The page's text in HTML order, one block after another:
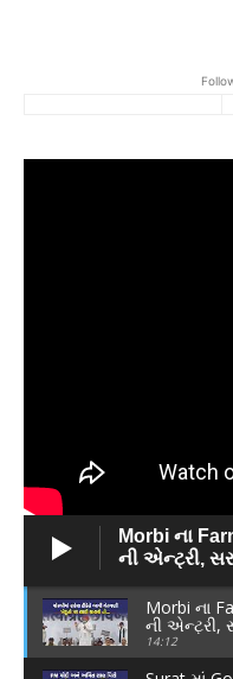
Morbi ના
ની એન્ટ્રી,
Morbi ના
ની એન્ટ્રી,
News
14:12